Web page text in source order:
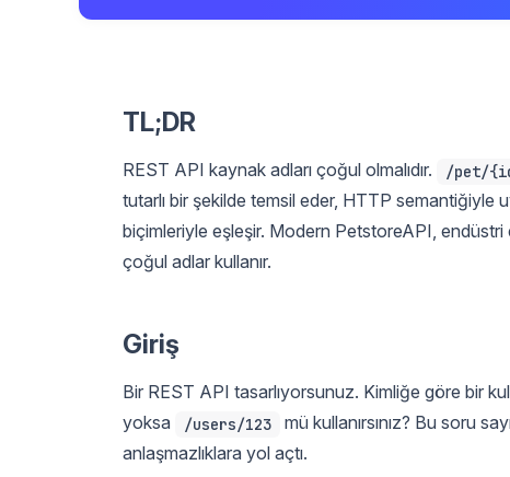
TL;DR
REST API kaynak adları çoğul olmalıdır. /pet/
tutarlı bir şekilde temsil eder, HTTP semantiğiyle
biçimleriyle eşleşir. Modern PetstoreAPI, endüstri
çoğul adlar kullanır.
Giriş
Bir REST API tasarlıyorsunuz. Kimliğe göre bir
yoksa
/users/123
mü kullanırsınız? Bu soru
anlaşmazlıklara yol açtı.